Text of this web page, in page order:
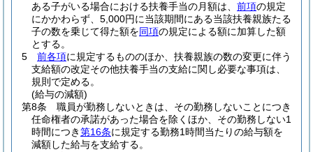
ある子がいる場合における扶養手当の月額は、 前項の規定
にかかわらず、5,000円に当該期間にある当該扶養親族たる
子の数を乗じて得た額を同項の規定による額に加算した額
とする。
5
前各項に規定するもののほか、扶養親族の数の変更に伴う
支給額の改定その他扶養手当の支給に関し必要な事項は、
規則で定める。
(給与の減額)
第8条
職員が勤務しないときは、その勤務しないことにつき
任命権者の承諾があった場合を除くほか、その勤務しない1
時間につき第16条に規定する勤務1時間当たりの給与額を
減額した給与を支給する。